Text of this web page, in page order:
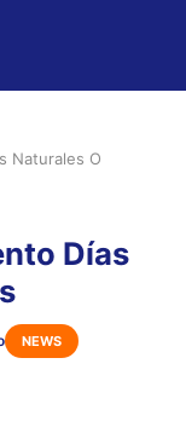
Naturales O
Días
NEWS